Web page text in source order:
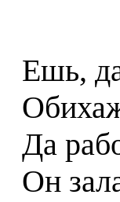
Ешь,
Да
Он